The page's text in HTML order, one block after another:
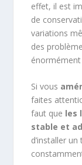
effet, il est
de
variations
des
énormément
Si vous
faites
faut que les
stable et
d’installer